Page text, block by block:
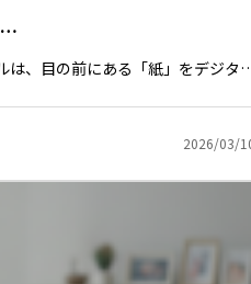
…
は、目の前にある「紙」をデジタ
2026/03/